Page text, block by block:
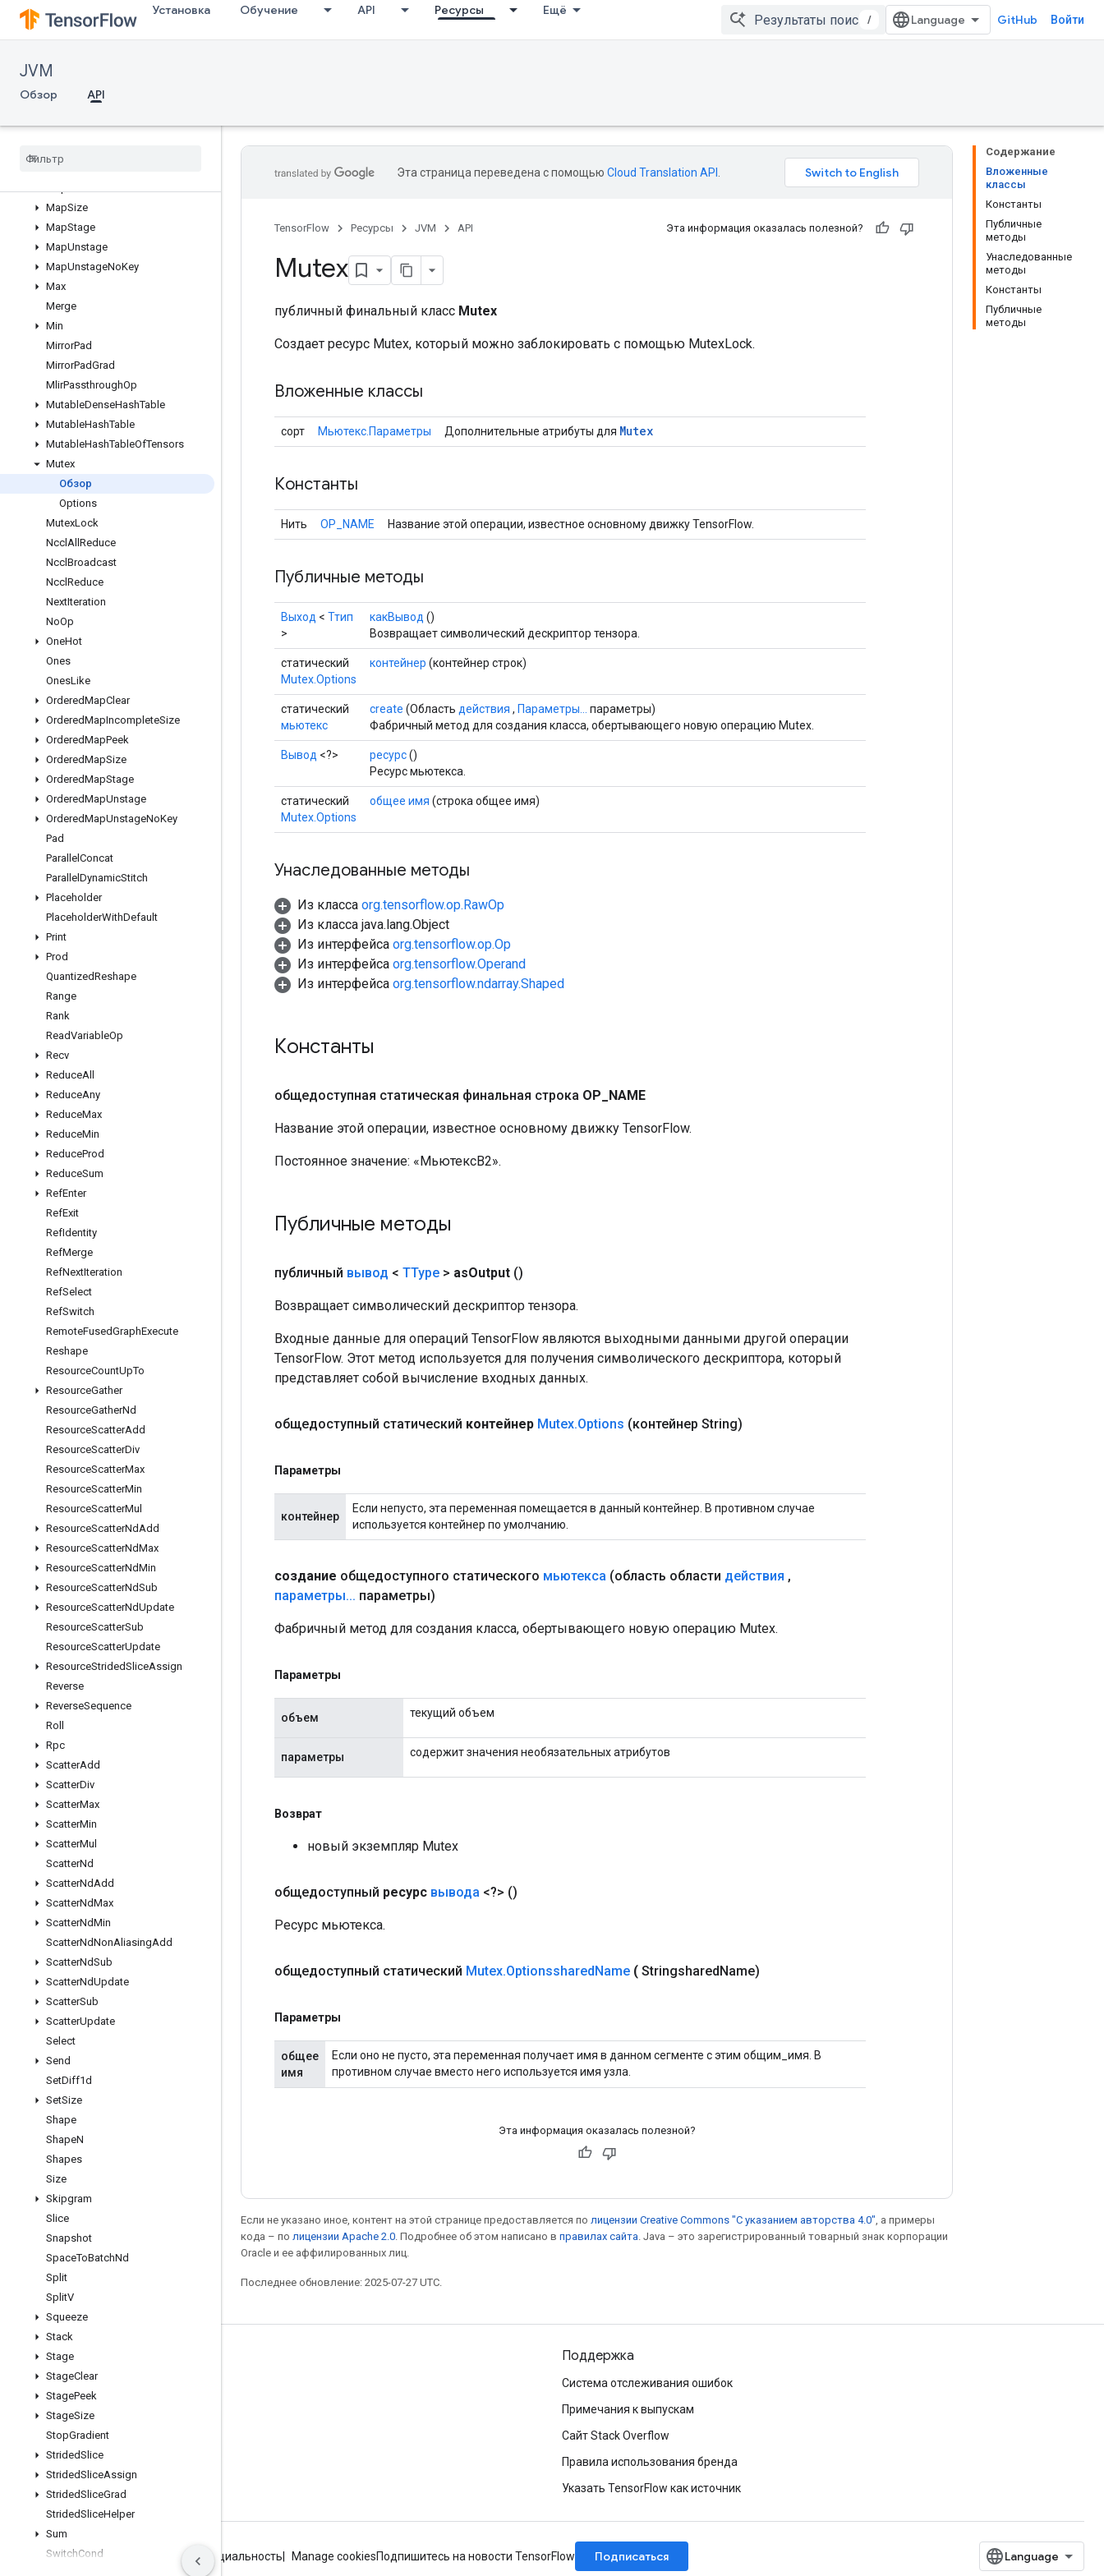
Установка Обучение API Ресурсы Ещё
/ GitHub Войти
JVM
Обзор API
LookupTableImport
LookupTableInsert
LookupTableSize
LoopCond
MakeUnique
Map
MapSize
MapStage
MapUnstage
MapUnstageNoKey
Max
Merge
Min
MirrorPad
MirrorPadGrad
MlirPassthroughOp
MutableDenseHashTable
MutableHashTable
MutableHashTableOfTensors
Mutex
Обзор
Options
MutexLock
Nccl All Reduce
Nccl Broadcast
Nccl Reduce
NextIteration
NoOp
OneHot
Ones
OnesLike
OrderedMapClear
OrderedMapIncompleteSize
OrderedMapPeek
OrderedMapSize
OrderedMapStage
OrderedMapUnstage
OrderedMapUnstageNoKey
Pad
Parallel Concat
Parallel DynamicStitch
Placeholder
PlaceholderWithDefault
Print
Prod
QuantizedReshape
Range
Rank
ReadVariableOp
Recv
ReduceAll
ReduceAny
ReduceMax
ReduceMin
ReduceProd
ReduceSum
RefEnter
RefExit
RefIdentity
RefMerge
RefNextIteration
RefSelect
RefSwitch
RemoteFusedGraphExecute
Reshape
ResourceCountUpTo
ResourceGather
ResourceGatherNd
ResourceScatterAdd
ResourceScatterDiv
ResourceScatterMax
ResourceScatterMin
ResourceScatterMul
ResourceScatterNdAdd
ResourceScatterNdMax
ResourceScatterNdMin
ResourceScatterNdSub
ResourceScatterNdUpdate
ResourceScatterSub
ResourceScatterUpdate
ResourceStridedSliceAssign
Reverse
ReverseSequence
Roll
Rpc
ScatterAdd
ScatterDiv
ScatterMax
ScatterMin
ScatterMul
ScatterNd
ScatterNdAdd
ScatterNdMax
ScatterNdMin
ScatterNdNonAliasingAdd
ScatterNdSub
ScatterNdUpdate
ScatterSub
ScatterUpdate
Select
Send
SetDiff1d
SetSize
Shape
ShapeN
Shapes
Size
Skipgram
Slice
Snapshot
SpaceToBatchNd
Split
SplitV
Squeeze
Stack
Stage
StageClear
StagePeek
StageSize
StopGradient
StridedSlice
StridedSliceAssign
StridedSliceGrad
StridedSliceHelper
Sum
SwitchCond
Содержание
Вложенные
классы
Константы
Публичные
методы
Унаследованные
методы
Константы
Публичные
методы
Эта страница переведена с помощью Cloud Translation API
TensorFlow Ресурсы JVM API Эта информация оказалась полезной?
Mutex
публичный финальный класс Mutex
Создает ресурс Mutex, который можно заблокировать с помощью MutexLock.
Вложенные классы
сорт Мьютекс.Параметры Дополнительные атрибуты для Mutex
Константы
Нить OP_NAME Название этой операции, известное основному движку TensorFlow.
Публичные методы
Выход < Ттип
>
какВывод ()
Возвращает символический дескриптор тензора.
статический
Mutex.Options
контейнер (контейнер строк)
статический
мьютекс
create (Область действия , Параметры...
параметры)
Фабричный метод для создания класса, обертывающего новую операцию Mutex.
Вывод <?> ресурс()
Ресурс мьютекса.
статический
Mutex.Options
общее имя (строка общее имя)
Унаследованные методы
Из класса org.tensorflow.op.RawOp
Из класса java.lang.Object
Из интерфейса org.tensorflow.op.Op
Из интерфейса org.tensorflow.Operand
Из интерфейса org.tensorflow.ndarray.Shaped
Константы
общедоступная статическая финальная строка OP NAME
Название этой операции, известное основному движку TensorFlow.
Постоянное значение: «МьютексВ2».
Публичные методы
публичный вывод < TType > asOutput ()
Возвращает символический дескриптор тензора.
Входные данные для операций TensorFlow являются выходными данными другой операции
TensorFlow. Этот метод используется для получения символического дескриптора, который
представляет собой вычисление входных данных.
общедоступный статический контейнер Mutex.Options (контейнер String)
Параметры
контейнер
Если непусто, эта переменная помещается в данный контейнер. В противном случае
используется контейнер по умолчанию.
создание общедоступного статического мьютекса (область области действия ,
параметры... параметры)
Фабричный метод для создания класса, обертывающего новую операцию Mutex.
Параметры
объем текущий объем
параметры содержит значения необязательных атрибутов
Возврат
новый экземпляр Mutex
общедоступный ресурс вывода <?> ()
Ресурс мьютекса.
общедоступный статический Mutex.OptionssharedName ( StringsharedName)
Параметры
общее
имя
Если оно не пусто, эта переменная получает имя в данном сегменте с этим общим_имя. В
противном случае вместо него используется имя узла.
Эта информация оказалась полезной?
Если не указано иное, контент на этой странице предоставляется по лицензии Creative Commons "С указанием авторства 4.0" , а примеры
кода – по лицензии Apache 2.0 . Подробнее об этом написано в правилах сайта . Java – это зарегистрированный товарный знак корпорации
Oracle и ее аффилированных лиц.
Последнее обновление: 2025-07-27 UTC.
Мы в социальных сетях
Блог
Форум
GitHub
Twitter
YouTube
Поддержка
Система отслеживания ошибок
Примечания к выпускам
Сайт Stack Overflow
Правила использования бренда
Указать TensorFlow как источник
Условия использования Конфиденциальность Manage cookiesПодпишитесь на новости TensorFlow Подписаться